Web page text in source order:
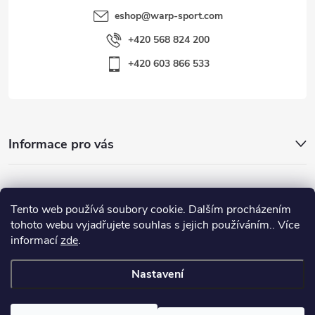
Tento web používá soubory cookie. Dalším procházením
tohoto webu vyjadřujete souhlas s jejich používáním.. Více
informacízde.
Nastavení
eshop@warp-sport.com
+420 568 824 200
+420 603 866 533
Informace pro vás
Nejhledanější
Důležité odkazy
Warp-Sport.com. Všechna práva vyhrazena.